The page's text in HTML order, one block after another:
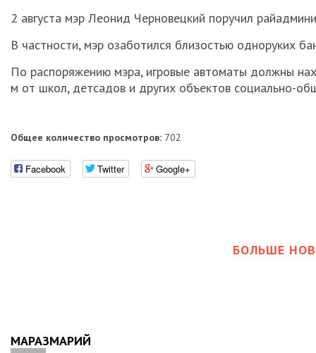
2 августа мэр Леонид Черновецкий поручил
В частности, мэр озаботился близостью одноруких
По распоряжению мэра, игровые автоматы должны
м от школ, детсадов и других объектов социально-
Общее количество просмотров: 702
Facebook Twitter Google+
БОЛЬШЕ
МАРАЗМАРИЙ